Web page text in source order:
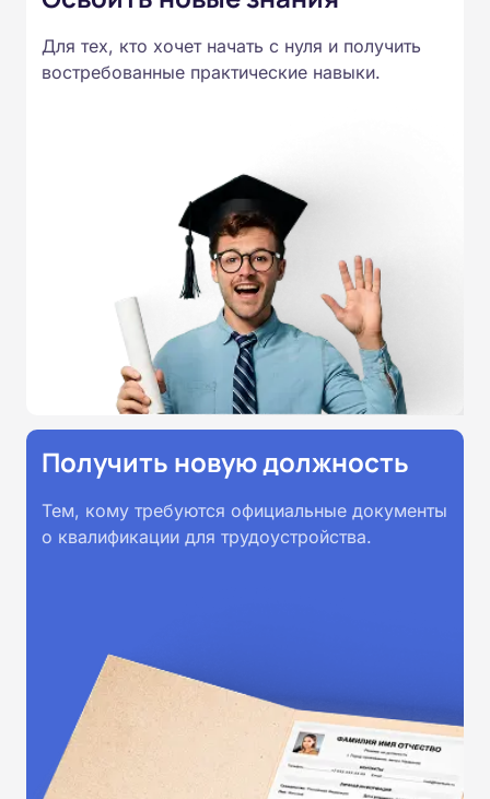
Для тех, кто хочет начать с нуля и получить
востребованные практические навыки.
Получить новую должность
Тем, кому требуются официальные документы
о квалификации для трудоустройства.